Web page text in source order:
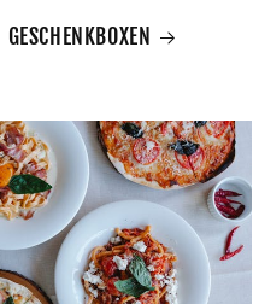
GESCHENKBOXEN